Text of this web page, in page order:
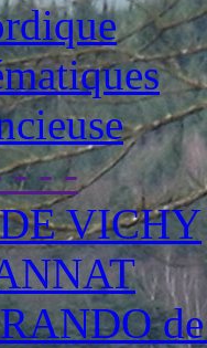
- - -
VICHY